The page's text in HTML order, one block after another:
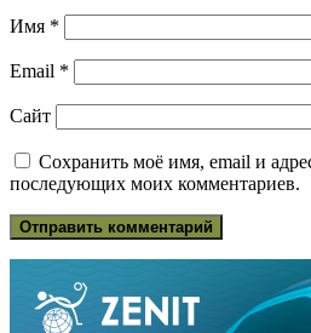
Имя *
Email *
Сайт
Сохранить моё имя, email и
последующих моих комментариев.